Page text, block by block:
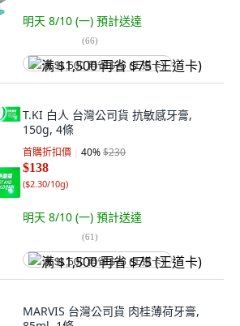
明天 8/10 (一) 預計送達
(66)
满 $1,500 再省 $75 (王道卡)
T.KI 白人 台灣公司貨 抗敏感牙膏,
150g, 4條
首購折扣價 40%$230
$138
($2.30/10g)
明天 8/10 (一) 預計送達
(61)
满 $1,500 再省 $75 (王道卡)
MARVIS 台灣公司貨 肉桂薄荷牙膏,